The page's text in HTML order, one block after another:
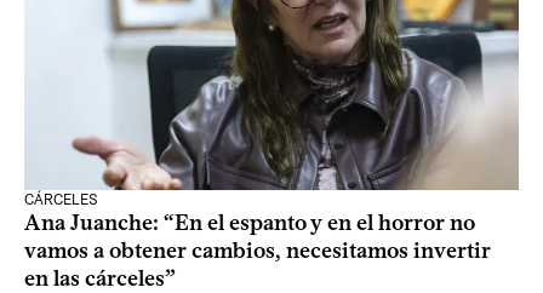
CÁRCELES
Ana Juanche: “En el espanto y en el horror no
vamos a obtener cambios, necesitamos invertir
en las cárceles”